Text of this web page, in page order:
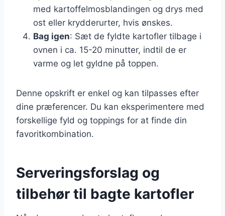
med kartoffelmosblandingen og drys med
ost eller krydderurter, hvis ønskes.
Bag igen: Sæt de fyldte kartofler tilbage i
ovnen i ca. 15-20 minutter, indtil de er
varme og let gyldne på toppen.
Denne opskrift er enkel og kan tilpasses efter
dine præferencer. Du kan eksperimentere med
forskellige fyld og toppings for at finde din
favoritkombination.
Serveringsforslag og
tilbehør til bagte kartofler